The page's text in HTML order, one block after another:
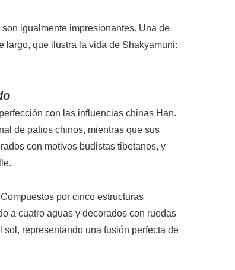
igualmente impresionantes. Una de
largo, que ilustra la vida de Shakyamuni:
con las influencias chinas Han.
de patios chinos, mientras que sus
con motivos budistas tibetanos, y
por cinco estructuras
a cuatro aguas y decorados con ruedas
representando una fusión perfecta de